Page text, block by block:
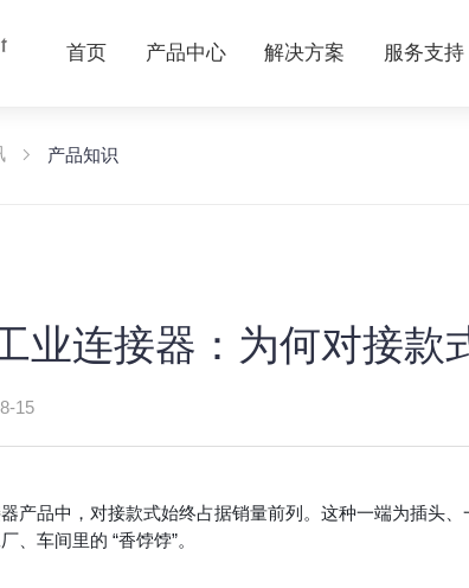
首页 产品中心 解决方案 服务支持
产品知识
业连接器：为何对接款
15
产品中，对接款式始终占据销量前列。这种一端为插头
、车间里的 “香饽饽”。